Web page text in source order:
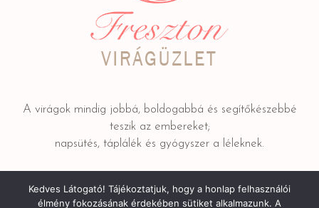
A virágok mindig jobbá, boldogabbá és segítőkészebbé
teszik az embereket;
napsütés, táplálék és gyógyszer a léleknek.
Adatkezelési tájékoztató / © 2022 FRESZTON Kereskedelmi
Kedves Látogató! Tájékoztatjuk, hogy a honlap felhasználói
élmény fokozásának érdekében sütiket alkalmazunk. A